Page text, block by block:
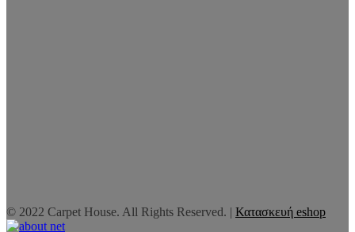
© 2022 Carpet House. All Rights Reserved. | Κατασκευή eshop